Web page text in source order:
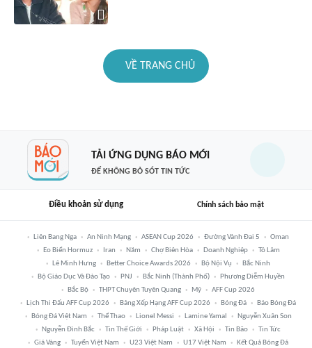
VỀ TRANG CHỦ
TẢI ỨNG DỤNG BÁO MỚI
ĐỂ KHÔNG BỎ SÓT TIN TỨC
Điều khoản sử dụng Chính sách bảo mật
Liên Bang Nga An Ninh Mạng ASEAN Cup 2026 Đường Vành Đai 5
Oman
Eo Biển Hormuz
Iran Năm Chợ Biên Hòa Doanh Nghiệp
Tô Lâm
Lê Minh Hưng
Better Choice Awards 2026 Bộ Nội Vụ
Bắc Ninh
Bộ Giáo Dục Và Đào Tạo
PNJ Bắc Ninh (thành Phố)
Phương Diễm Huyền
Bắc Bộ
THPT Chuyên Tuyên Quang Mỹ
AFF Cup 2026
Lịch Thi Đấu AFF Cup 2026
Bảng Xếp Hạng AFF Cup 2026 Bóng Đá
Báo Bóng Đá
Bóng Đá Việt Nam
Thể Thao Lionel Messi Lamine Yamal
Nguyễn Xuân Son
Nguyễn Đình Bắc
Tin Thế Giới Pháp Luật Xã Hội Tin Bão
Tin Tức
Giá Vàng
Tuyển Việt Nam U23 Việt Nam U17 Việt Nam Kết Quả Bóng Đá